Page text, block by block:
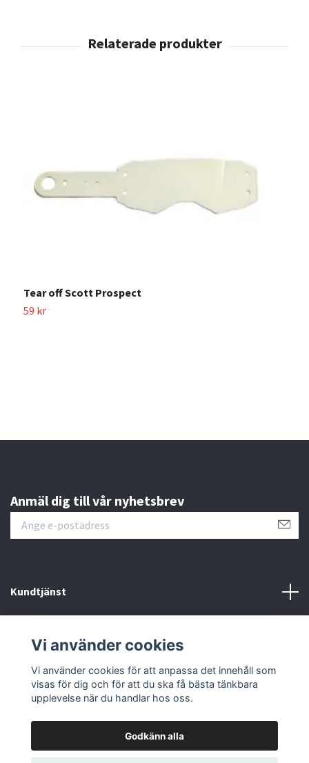
Tear off Scott Prospect
59 kr
Anmäl dig till vår nyhetsbrev
Kundtjänst
Sociala medier
Vi använder cookies
Vi använder cookies för att anpassa det innehåll som
visas för dig och för att du ska få bästa tänkbara
upplevelse när du handlar hos oss.
Godkänn alla